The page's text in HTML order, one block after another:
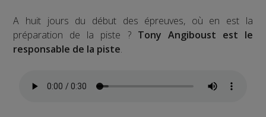
A huit jours du début des épreuves, où en est la
préparation de la piste ? Tony Angiboust est le
responsable de la piste.